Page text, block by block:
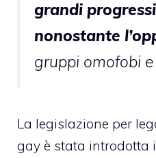
grandi progressi
nonostante
gruppi omofobi
La legislazione per
gay è stata introdotta